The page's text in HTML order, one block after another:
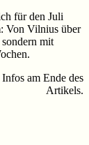
für den Juli
Von Vilnius über
mit
am Ende des
Artikels.